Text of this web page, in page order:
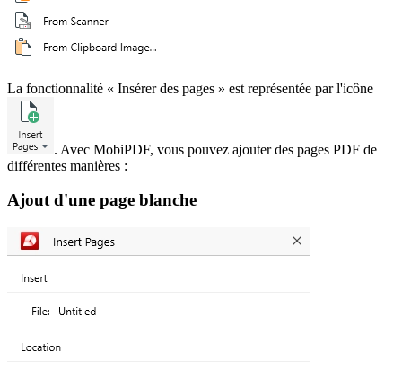
La fonctionnalité « Insérer des pages » est représentée par l'icône
. Avec MobiPDF, vous pouvez ajouter des pages PDF de
différentes manières :
Ajout d'une page blanche